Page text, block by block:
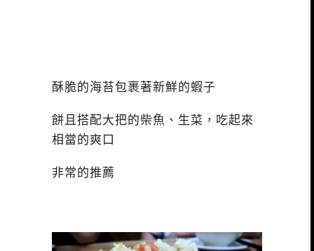
酥脆的海苔包裹著新鮮的蝦子
餅且搭配大把的柴魚、生菜，吃起來
相當的爽口
非常的推薦